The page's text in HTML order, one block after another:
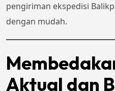
pengiriman ekspedisi
dengan mudah.
Aktual dan